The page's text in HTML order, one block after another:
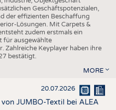
Geschäftspotenzialen,
der effizienten Beschaffung
Lösungen. Mit Carpets &
zudem erstmals ein
für ausgewählte
Zahlreiche Keyplayer haben ihre
bestätigt.
MORE
20.07.2026
JUMBO-Textil bei ALEA